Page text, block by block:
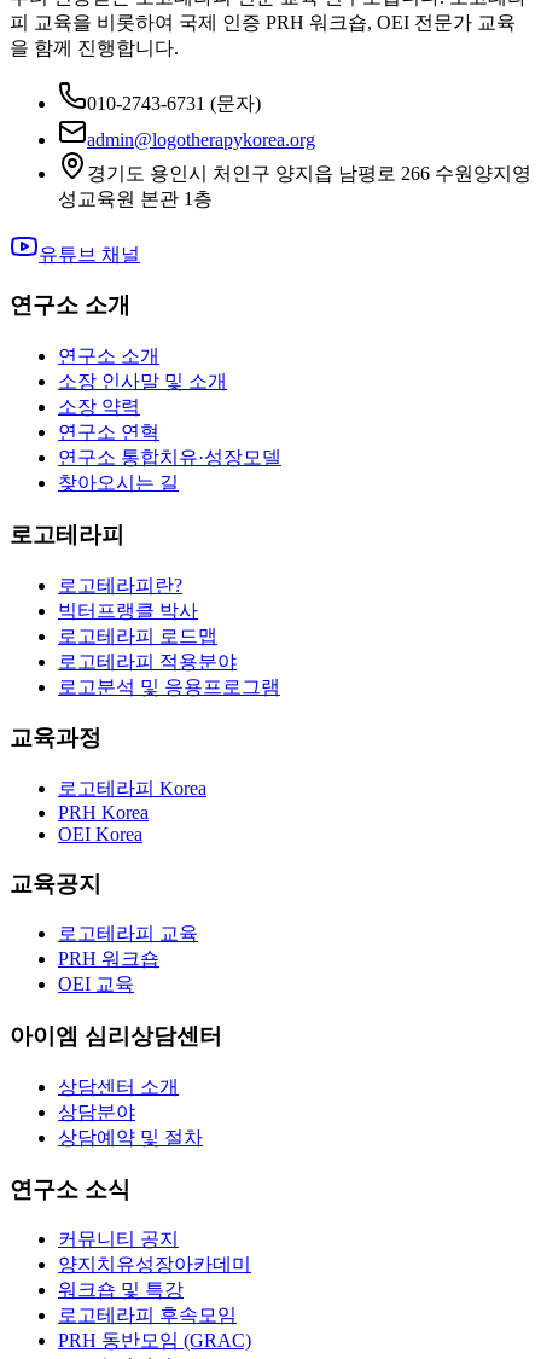
피 교육을 비롯하여 국제 인증 PRH 워크숍, OEI 전문가 교육
을 함께 진행합니다.
010-2743-6731 (문자)
admin@logotherapykorea.org
경기도 용인시 처인구 양지읍 남평로 266 수원양지영
성교육원 본관 1층
유튜브 채널
연구소 소개
연구소 소개
소장 인사말 및 소개
소장 약력
연구소 연혁
연구소 통합치유·성장모델
찾아오시는 길
로고테라피
로고테라피란?
빅터프랭클 박사
로고테라피 로드맵
로고테라피 적용분야
로고분석 및 응용프로그램
교육과정
로고테라피 Korea
PRH Korea
OEI Korea
교육공지
로고테라피 교육
PRH 워크숍
OEI 교육
아이엠 심리상담센터
상담센터 소개
상담분야
상담예약 및 절차
연구소 소식
커뮤니티 공지
양지치유성장아카데미
워크숍 및 특강
로고테라피 후속모임
PRH 동반모임 (GRAC)